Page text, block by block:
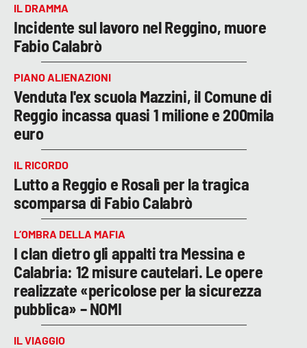
IL DRAMMA
Incidente sul lavoro nel Reggino, muore
Fabio Calabrò
PIANO ALIENAZIONI
Venduta l'ex scuola Mazzini, il Comune di
Reggio incassa quasi 1 milione e 200mila
euro
IL RICORDO
Lutto a Reggio e Rosalì per la tragica
scomparsa di Fabio Calabrò
L’OMBRA DELLA MAFIA
I clan dietro gli appalti tra Messina e
Calabria: 12 misure cautelari. Le opere
realizzate «pericolose per la sicurezza
pubblica» – NOMI
IL VIAGGIO